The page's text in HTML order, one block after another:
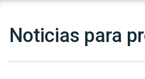
Noticias para